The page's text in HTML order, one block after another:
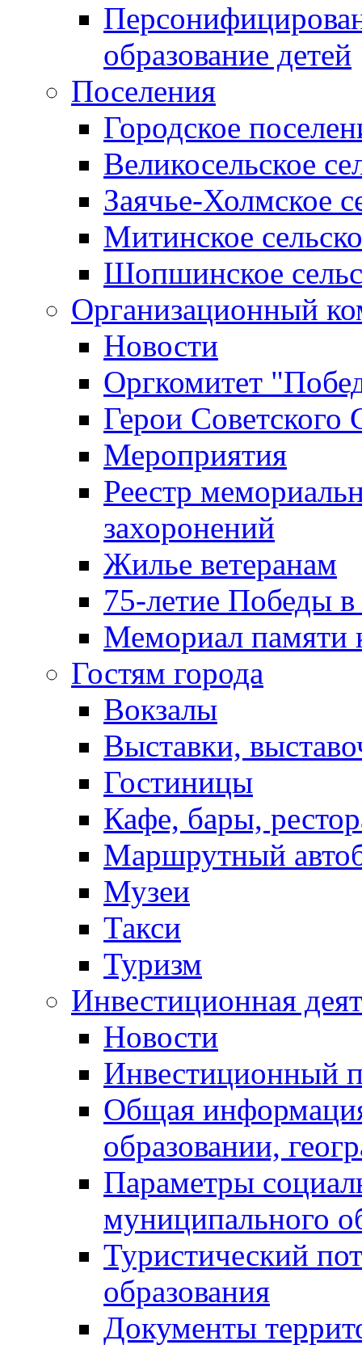
образование детей
Поселения
Городское
Великосельское
Заячье-Холмское
Митинское
Шопшинское
Организационный
Новости
Оргкомитет
Герои Советского
Мероприятия
Реестр
захоронений
Жилье ветеранам
75-летие Победы
Мемориал памяти
Гостям города
Вокзалы
Выставки,
Гостиницы
Кафе, бары,
Маршрутный
Музеи
Такси
Туризм
Инвестиционная
Новости
Инвестиционный
Общая
образовании,
Параметры
муниципального
Туристический
образования
Документы